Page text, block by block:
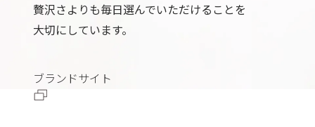
贅沢さよりも毎日選んでいただけることを
大切にしています。
ブランドサイト